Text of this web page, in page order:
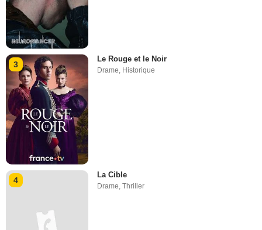
3
Le Rouge et le Noir
Drame, Historique
4
La Cible
Drame,Thriller